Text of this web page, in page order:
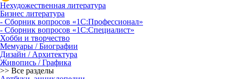
Нехудожественная литература
Бизнес литература
- Сборник вопросов «1С:Профессионал»
- Сборник вопросов «1С:Специалист»
Хобби и творчество
Мемуары / Биографии
Дизайн / Архитектура
Живопись / Графика
>> Все разделы